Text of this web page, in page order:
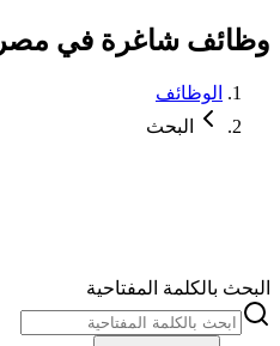
وظائف شاغرة في مصر
الوظائف
البحث
البحث بالكلمة المفتاحية